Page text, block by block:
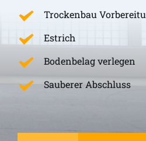
Trockenbau
Estrich
Bodenbelag verlegen
Sauberer Abschluss